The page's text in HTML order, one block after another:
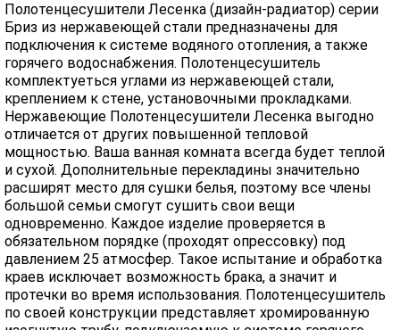
Полотенцесушители Лесенка (дизайн-радиатор) серии
Бриз из нержавеющей стали предназначены для
подключения к системе водяного отопления, а также
горячего водоснабжения. Полотенцесушитель
комплектуеться углами из нержавеющей стали,
креплением к стене, установочными прокладками.
Нержавеющие Полотенцесушители Лесенка выгодно
отличается от других повышенной тепловой
мощностью. Ваша ванная комната всегда будет теплой
и сухой. Дополнительные перекладины значительно
расширят место для сушки белья, поэтому все члены
большой семьи смогут сушить свои вещи
одновременно. Каждое изделие проверяется в
обязательном порядке (проходят опрессовку) под
давлением 25 атмосфер. Такое испытание и обработка
краев исключает возможность брака, а значит и
протечки во время использования. Полотенцесушитель
по своей конструкции представляет хромированную